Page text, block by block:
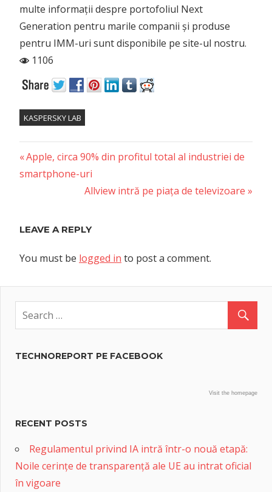
multe informații despre portofoliul Next
Generation pentru marile companii și produse
pentru IMM-uri sunt disponibile pe site-ul nostru.
1106
KASPERSKY LAB
Post
navigation
Previous
Post:
Apple, circa 90% din profitul total al industriei de
smartphone-uri
Next
Allview intră pe piața de televizoare
LEAVE A REPLY
You must be logged in to post a comment.
TECHNOREPORT PE FACEBOOK
Visit the homepage
RECENT POSTS
Regulamentul privind IA intră într-o nouă etapă:
Noile cerințe de transparență ale UE au intrat oficial
în vigoare